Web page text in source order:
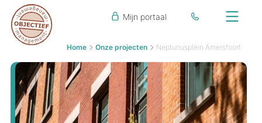
Mijn portaal
Home Onze projecten Neptunusplein Amersfoort